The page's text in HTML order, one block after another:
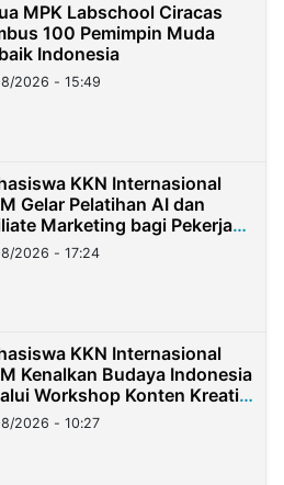
MPK Labschool Ciracas
100 Pemimpin Muda
Indonesia
2026 - 15:49
KKN Internasional
Gelar Pelatihan AI dan
Marketing bagi Pekerja
Indonesia di Taiwan
2026 - 17:24
KKN Internasional
Kenalkan Budaya Indonesia
Workshop Konten Kreatif
2026 - 10:27